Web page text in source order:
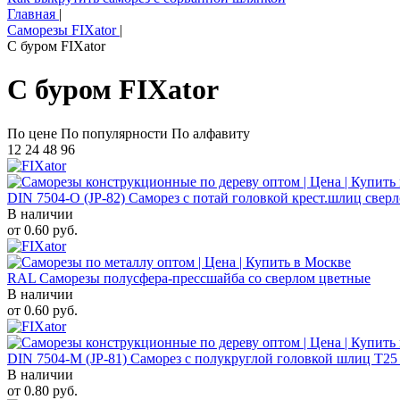
Главная |
Саморезы FIXator |
С буром FIXator
С буром FIXator
По цене По популярности По алфавиту
12 24 48 96
DIN 7504-O (JP-82) Саморез с потай головкой крест.шлиц
В наличии
от 0.60 руб.
RAL Саморезы полусфера-прессшайба со сверлом цветные
В наличии
от 0.60 руб.
DIN 7504-M (JP-81) Саморез с полукруглой головкой шлиц T25
В наличии
от 0.80 руб.